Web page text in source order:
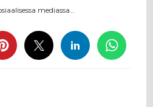
mediassa…